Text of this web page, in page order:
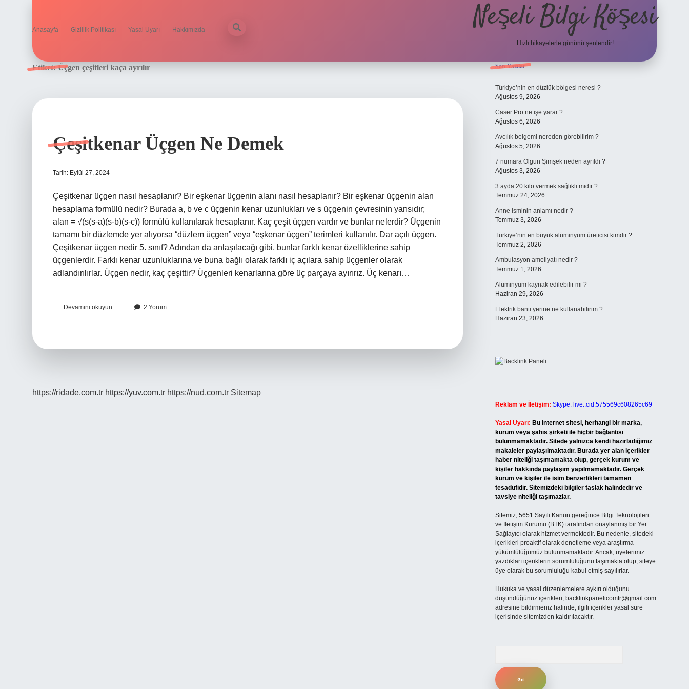
Anasayfa Gizlilik Politikası Yasal Uyarı Hakkımızda Neşeli Bilgi Köşesi
Hızlı hikayelerle gününü şenlendir!
Etiket:Üçgen çeşitleri kaça ayrılır
Çeşitkenar Üçgen Ne Demek
Tarih: Eylül 27, 2024
Çeşitkenar üçgen nasıl hesaplanır? Bir eşkenar üçgenin alanı nasıl hesaplanır? Bir eşkenar üçgenin alan
hesaplama formülü nedir? Burada a, b ve c üçgenin kenar uzunlukları ve s üçgenin çevresinin yarısıdır;
alan = √(s(s-a)(s-b)(s-c)) formülü kullanılarak hesaplanır. Kaç çeşit üçgen vardır ve bunlar nelerdir? Üçgenin
tamamı bir düzlemde yer alıyorsa “düzlem üçgen” veya “eşkenar üçgen” terimleri kullanılır. Dar açılı üçgen.
Çeşitkenar üçgen nedir 5. sınıf? Adından da anlaşılacağı gibi, bunlar farklı kenar özelliklerine sahip
üçgenlerdir. Farklı kenar uzunluklarına ve buna bağlı olarak farklı iç açılara sahip üçgenler olarak
adlandırılırlar. Üçgen nedir, kaç çeşittir? Üçgenleri kenarlarına göre üç parçaya ayırırız. Üç kenarı…
Devamını okuyun Çeşitkenar
Üçgen
2 Yorum
https://ridade.com.tr https://yuv.com.tr https://nud.com.tr Sitemap
Sidebar
Son Yazılar
Türkiye’nin en düzlük bölgesi neresi ?
Ağustos 9, 2026
Caser Pro ne işe yarar ?
Ağustos 6, 2026
Avcılık belgemi nereden görebilirim ?
Ağustos 5, 2026
7 numara Olgun Şimşek neden ayrıldı ?
Ağustos 3, 2026
3 ayda 20 kilo vermek sağlıklı mıdır ?
Temmuz 24, 2026
Anne isminin anlamı nedir ?
Temmuz 3, 2026
Türkiye’nin en büyük alüminyum üreticisi kimdir ?
Temmuz 2, 2026
Ambulasyon ameliyatı nedir ?
Temmuz 1, 2026
Alüminyum kaynak edilebilir mi ?
Haziran 29, 2026
Elektrik bantı yerine ne kullanabilirim ?
Haziran 23, 2026
Reklam ve İletişim: Skype: live:.cid.575569c608265c69
Yasal Uyarı: Bu internet sitesi, herhangi bir marka,
kurum veya şahıs şirketi ile hiçbir bağlantısı
bulunmamaktadır. Sitede yalnızca kendi hazırladığımız
makaleler paylaşılmaktadır. Burada yer alan içerikler
haber niteliği taşımamakta olup, gerçek kurum ve
kişiler hakkında paylaşım yapılmamaktadır. Gerçek
kurum ve kişiler ile isim benzerlikleri tamamen
tesadüfidir. Sitemizdeki bilgiler taslak halindedir ve
tavsiye niteliği taşımazlar.
Sitemiz, 5651 Sayılı Kanun gereğince Bilgi Teknolojileri
ve İletişim Kurumu (BTK) tarafından onaylanmış bir Yer
Sağlayıcı olarak hizmet vermektedir. Bu nedenle, sitedeki
içerikleri proaktif olarak denetleme veya araştırma
yükümlülüğümüz bulunmamaktadır. Ancak, üyelerimiz
yazdıkları içeriklerin sorumluluğunu taşımakta olup, siteye
üye olarak bu sorumluluğu kabul etmiş sayılırlar.
Hukuka ve yasal düzenlemelere aykırı olduğunu
düşündüğünüz içerikleri, backlinkpanelicomtr@gmail.com
adresine bildirmeniz halinde, ilgili içerikler yasal süre
içerisinde sitemizden kaldırılacaktır.